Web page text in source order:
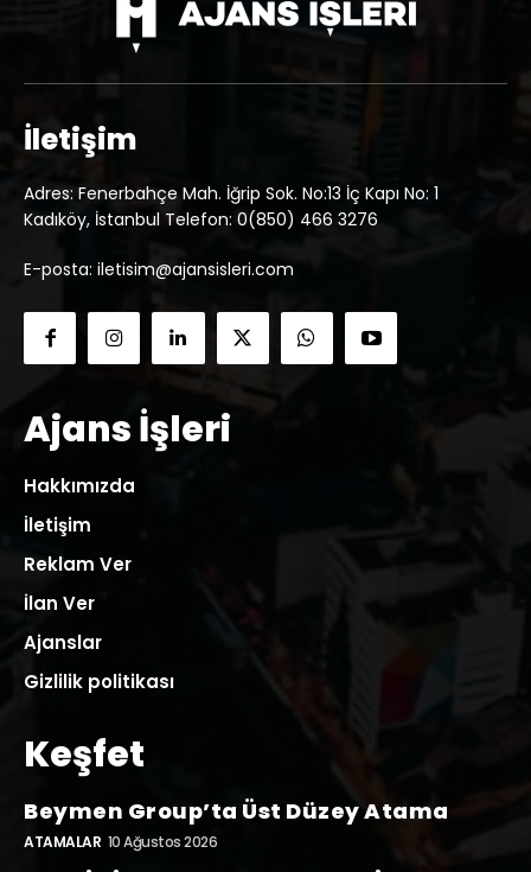
İletişim
Adres: Fenerbahçe Mah. İğrip Sok. No:13 İç Kapı No: 1
Kadıköy, İstanbul Telefon: 0(850) 466 3276
E-posta: iletisim@ajansisleri.com
Ajans İşleri
Hakkımızda
İletişim
Reklam Ver
İlan Ver
Ajanslar
Gizlilik politikası
Keşfet
Beymen Group’ta Üst Düzey Atama
ATAMALAR 10 Ağustos 2026